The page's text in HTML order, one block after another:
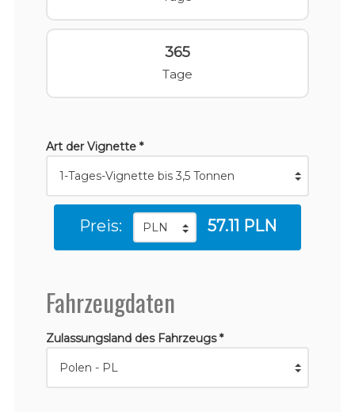
365
Tage
Art der Vignette *
Preis: 57.11 PLN
Fahrzeugdaten
Zulassungsland des Fahrzeugs *